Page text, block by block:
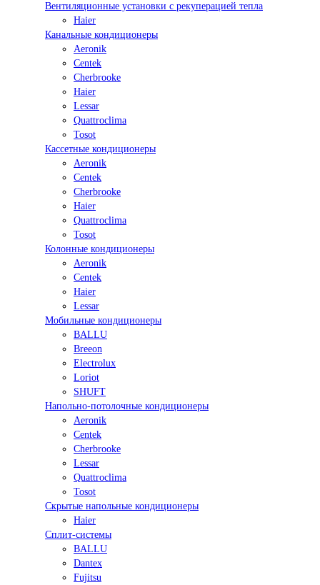
Вентиляционные установки с рекуперацией тепла
Haier
Канальные кондиционеры
Aeronik
Centek
Cherbrooke
Haier
Lessar
Quattroclima
Tosot
Кассетные кондиционеры
Aeronik
Centek
Cherbrooke
Haier
Quattroclima
Tosot
Колонные кондиционеры
Aeronik
Centek
Haier
Lessar
Мобильные кондиционеры
BALLU
Breeon
Electrolux
Loriot
SHUFT
Напольно-потолочные кондиционеры
Aeronik
Centek
Cherbrooke
Lessar
Quattroclima
Tosot
Скрытые напольные кондиционеры
Haier
Сплит-системы
BALLU
Dantex
Fujitsu